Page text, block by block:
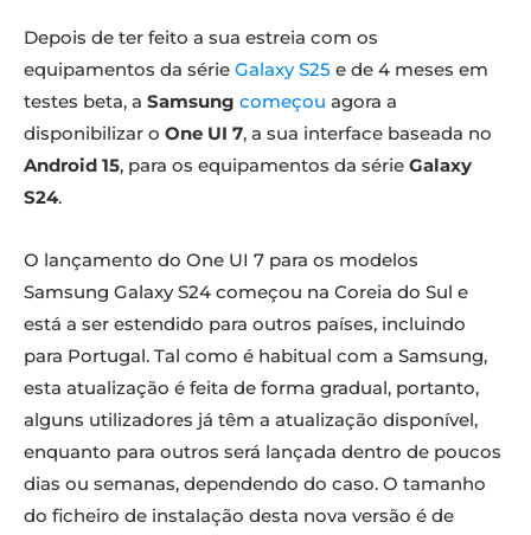
Depois de ter feito a sua estreia com os
equipamentos da série Galaxy S25 e de 4 meses em
testes beta, a Samsung começou agora a
disponibilizar o One UI 7, a sua interface baseada no
Android 15, para os equipamentos da série Galaxy
S24.
O lançamento do One UI 7 para os modelos
Samsung Galaxy S24 começou na Coreia do Sul e
está a ser estendido para outros países, incluindo
para Portugal. Tal como é habitual com a Samsung,
esta atualização é feita de forma gradual, portanto,
alguns utilizadores já têm a atualização disponível,
enquanto para outros será lançada dentro de poucos
dias ou semanas, dependendo do caso. O tamanho
do ficheiro de instalação desta nova versão é de